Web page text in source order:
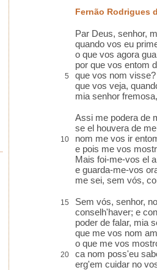
Fernão Rodrigues
Par Deus, senhor,
quando vos eu
o que vos agora
por que vos entom
5
que vos nom
que vos veja,
mia senhor
Assi me podera de
se el houvera de
10
nom me vos ir
e pois me vos
Mais foi-me-vos el
e guarda-me-vos
me sei, sem vós,
15
Sem vós, senhor,
conselh'haver; e
poder de falar, mia
que me vos nom
o que me vos
20
ca nom poss'eu
erg'em cuidar no